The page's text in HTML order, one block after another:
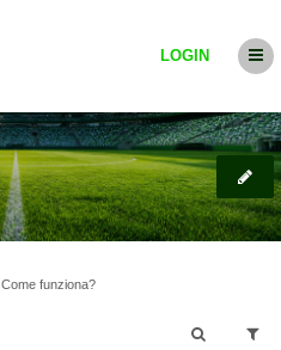
LOGIN
Come funziona?